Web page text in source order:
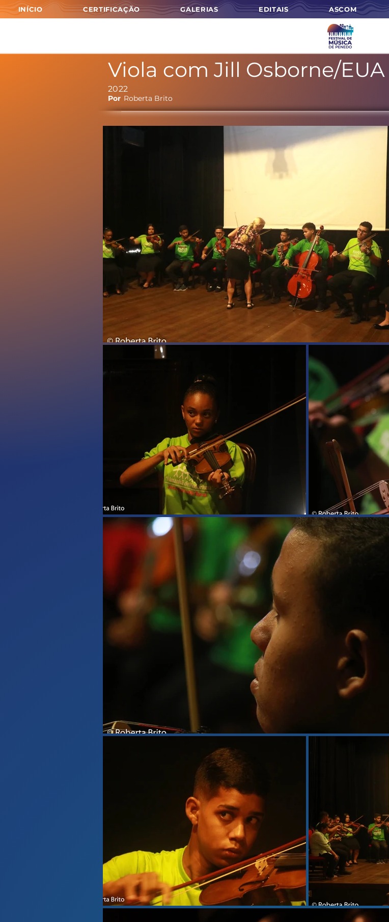
INÍCIO CERTIFICAÇÃO GALERIAS EDITAIS ASCOM
Viola com Jill Osborne/EUA
2022
Por Roberta Brito